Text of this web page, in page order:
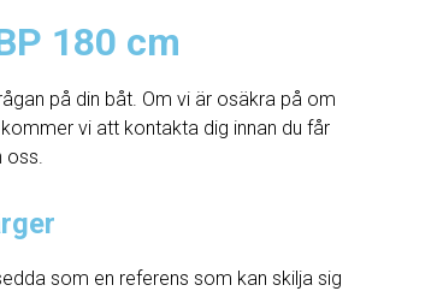
180 cm
på din båt. Om vi ​​är osäkra på om
vi att kontakta dig innan du får
oss.
som en referens som kan skilja sig